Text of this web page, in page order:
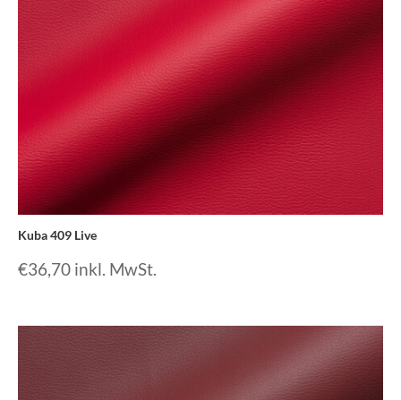
Kuba 409 Live
€36,70 inkl. MwSt.